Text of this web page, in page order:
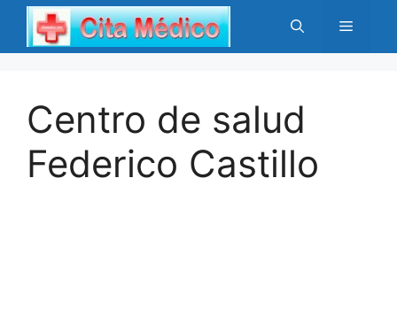
Saltar
contenido
Menú
Centro de salud
Federico Castillo